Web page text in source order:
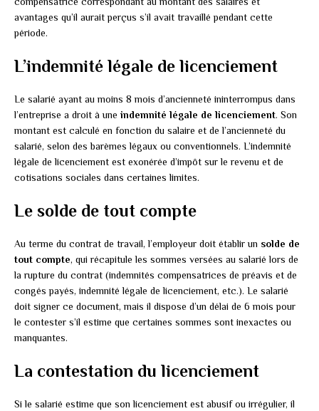
avantages qu’il aurait perçus s’il avait travaillé pendant cette
période.
L’indemnité légale de licenciement
Le salarié ayant au moins 8 mois d’ancienneté ininterrompus dans
l’entreprise a droit à une indemnité légale de licenciement. Son
montant est calculé en fonction du salaire et de l’ancienneté du
salarié, selon des barèmes légaux ou conventionnels. L’indemnité
légale de licenciement est exonérée d’impôt sur le revenu et de
cotisations sociales dans certaines limites.
Le solde de tout compte
Au terme du contrat de travail, l’employeur doit établir un solde de
tout compte, qui récapitule les sommes versées au salarié lors de
la rupture du contrat (indemnités compensatrices de préavis et de
congés payés, indemnité légale de licenciement, etc.). Le salarié
doit signer ce document, mais il dispose d’un délai de 6 mois pour
le contester s’il estime que certaines sommes sont inexactes ou
manquantes.
La contestation du licenciement
Si le salarié estime que son licenciement est abusif ou irrégulier, il